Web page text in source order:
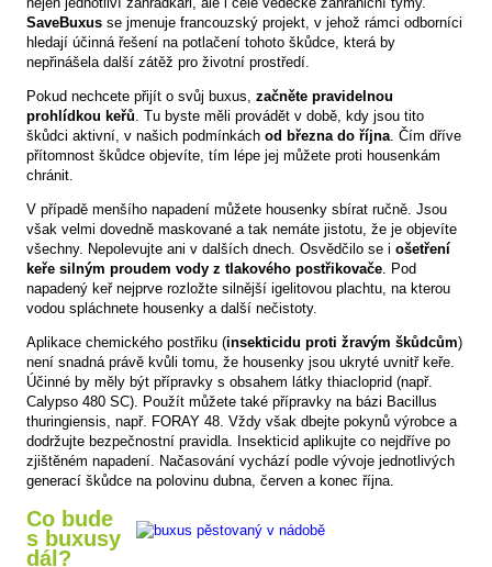
SaveBuxus se jmenuje francouzský projekt, v jehož rámci odborníci
hledají účinná řešení na potlačení tohoto škůdce, která by
nepřinášela další zátěž pro životní prostředí.
Pokud nechcete přijít o svůj buxus, začněte pravidelnou
prohlídkou keřů . Tu byste měli provádět v době, kdy jsou tito
škůdci aktivní, v našich podmínkách od března do října . Čím dříve
přítomnost škůdce objevíte, tím lépe jej můžete proti housenkám
chránit.
V případě menšího napadení můžete housenky sbírat ručně. Jsou
však velmi dovedně maskované a tak nemáte jistotu, že je objevíte
všechny. Nepolevujte ani v dalších dnech. Osvědčilo se i ošetření
keře silným proudem vody z tlakového postřikovače . Pod
napadený keř nejprve rozložte silnější igelitovou plachtu, na kterou
vodou spláchnete housenky a další nečistoty.
Aplikace chemického postřiku (insekticidu proti žravým škůdcům)
není snadná právě kvůli tomu, že housenky jsou ukryté uvnitř keře.
Účinné by měly být přípravky s obsahem látky thiacloprid (např.
Calypso 480 SC). Použít můžete také přípravky na bázi Bacillus
thuringiensis, např. FORAY 48. Vždy však dbejte pokynů výrobce a
dodržujte bezpečnostní pravidla. Insekticid aplikujte co nejdříve po
zjištěném napadení. Načasování vychází podle vývoje jednotlivých
generací škůdce na polovinu dubna, červen a konec října.
Co bude
s buxusy
dál?